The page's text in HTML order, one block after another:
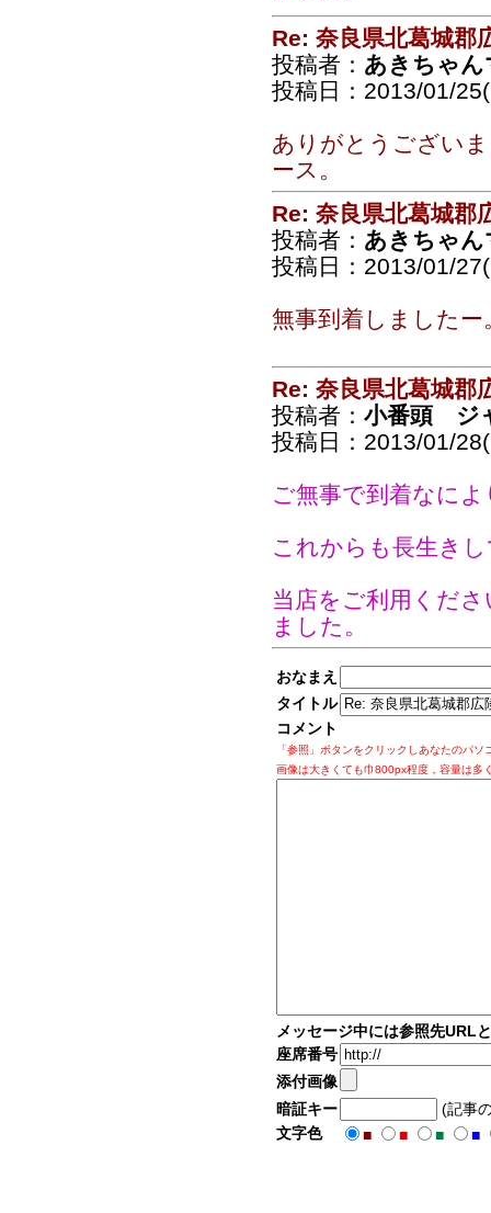
Re: 奈良県北葛城郡
投稿者： あきちゃん
投稿日：2013/01/
ありがとうござい
ース。
Re: 奈良県北葛城郡
投稿者： あきちゃん
投稿日：2013/01/
無事到着しましたー
Re: 奈良県北葛城郡
投稿者： 小番頭 ジ
投稿日：2013/01/
ご無事で到着なに
これからも長生き
当店をご利用くだ
ました。
おなまえ
タイトル
コメント
「参照」ボタンをクリックしあなたのパ
画像は大きくても巾800px程度，容量は多
メッセージ中には参照先URL
座席番号
添付画像
暗証キー
(記事
文字色
■ ■ ■ ■